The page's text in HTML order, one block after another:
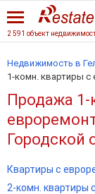
2 591 объект
Недвижимость в
1-комн. квартиры
Продажа 1-
Городской
Квартиры с
2-комн. квартиры